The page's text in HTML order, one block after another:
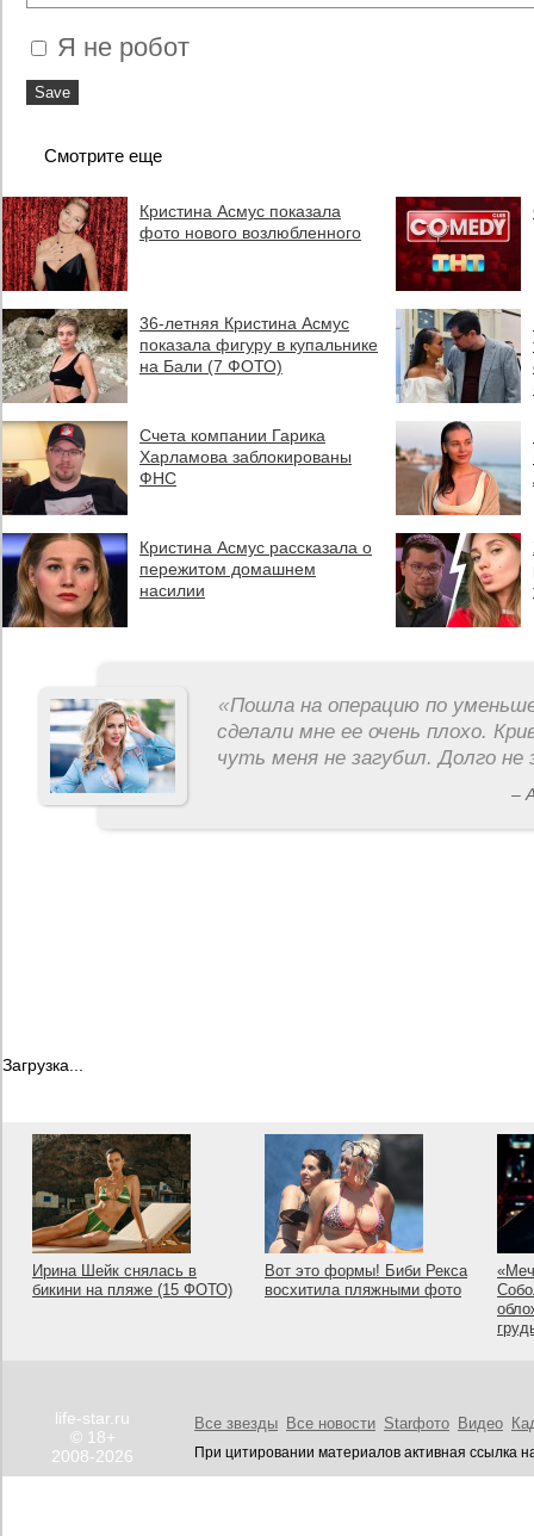
Я не робот
Смотрите еще
Кристина Асмус показала
фото нового возлюбленного
36-летняя Кристина Асмус
показала фигуру в купальнике
на Бали (7 ФОТО)
Счета компании Гарика
Харламова заблокированы
ФНС
Кристина Асмус рассказала о
пережитом домашнем
насилии
«Пошла на операцию по
сделали мне ее очень плохо.
чуть меня не загубил. Долго не
–
Загрузка...
Ирина Шейк снялась в
бикини на пляже (15 ФОТО)
Вот это формы! Биби Рекса
восхитила пляжными фото
life-star.ru
© 18+
2008-2026
Все звезды Все новости Starфото Видео
При цитировании материалов активная ссылка